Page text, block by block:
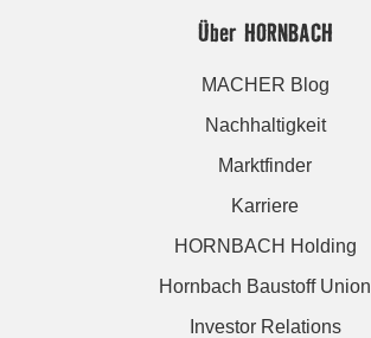
Über HORNBACH
MACHER Blog
Nachhaltigkeit
Marktfinder
Karriere
HORNBACH Holding
Hornbach Baustoff Union
Investor Relations